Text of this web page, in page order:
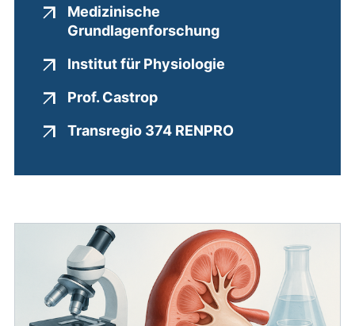
Medizinische
Grundlagenforschung(externer Link,
Institut für Physiologie
Prof. Castrop(externer Link, öffnet neues
Transregio 374 RENPRO(externer Link,